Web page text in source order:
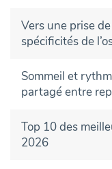
Vers une prise
spécificités de
Sommeil et
partagé entre
Top 10 des
2026